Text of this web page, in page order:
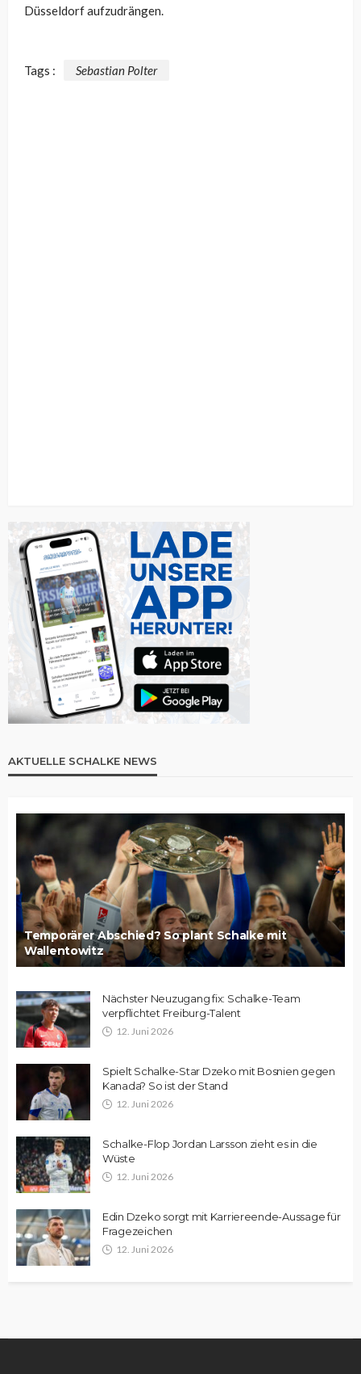
Düsseldorf aufzudrängen.
Tags : Sebastian Polter
AKTUELLE SCHALKE NEWS
Temporärer Abschied? So plant Schalke mit
Wallentowitz
Nächster Neuzugang fix: Schalke-Team
verpflichtet Freiburg-Talent
12. Juni 2026
Spielt Schalke-Star Dzeko mit Bosnien gegen
Kanada? So ist der Stand
12. Juni 2026
Schalke-Flop Jordan Larsson zieht es in die
Wüste
12. Juni 2026
Edin Dzeko sorgt mit Karriereende-Aussage für
Fragezeichen
12. Juni 2026